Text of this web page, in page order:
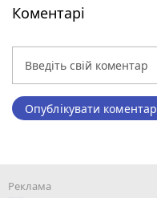
Коментарі
Опублікувати коментар